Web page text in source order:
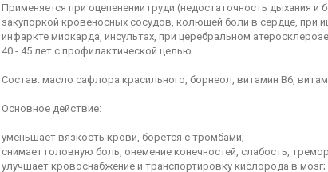
Применяется при оцепенении груди (недостаточность дыхания
закупоркой кровеносных сосудов, колющей боли в сердце, при
инфаркте миокарда, инсультах, при церебральном
40 - 45 лет с профилактической целью.
Состав: масло сафлора красильного, борнеол, витамин В6,
Основное действие:
уменьшает вязкость крови, борется с тромбами;
снимает головную боль, онемение конечностей, слабость,
улучшает кровоснабжение и транспортировку кислорода в мозг;